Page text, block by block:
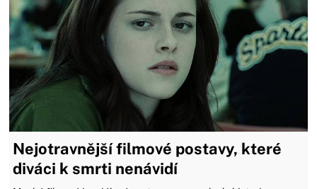
Nejotravnější filmové postavy, které
diváci k smrti nenávidí